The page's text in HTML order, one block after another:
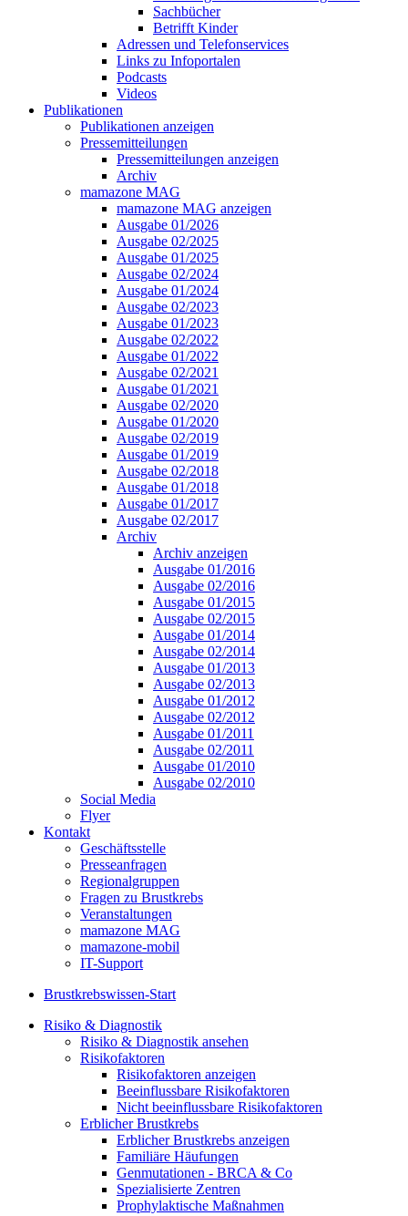
Sachbücher
Betrifft Kinder
Adressen und Telefonservices
Links zu Infoportalen
Podcasts
Videos
Publikationen
Publikationen anzeigen
Pressemitteilungen
Pressemitteilungen anzeigen
Archiv
mamazone MAG
mamazone MAG anzeigen
Ausgabe 01/2026
Ausgabe 02/2025
Ausgabe 01/2025
Ausgabe 02/2024
Ausgabe 01/2024
Ausgabe 02/2023
Ausgabe 01/2023
Ausgabe 02/2022
Ausgabe 01/2022
Ausgabe 02/2021
Ausgabe 01/2021
Ausgabe 02/2020
Ausgabe 01/2020
Ausgabe 02/2019
Ausgabe 01/2019
Ausgabe 02/2018
Ausgabe 01/2018
Ausgabe 01/2017
Ausgabe 02/2017
Archiv
Archiv anzeigen
Ausgabe 01/2016
Ausgabe 02/2016
Ausgabe 01/2015
Ausgabe 02/2015
Ausgabe 01/2014
Ausgabe 02/2014
Ausgabe 01/2013
Ausgabe 02/2013
Ausgabe 01/2012
Ausgabe 02/2012
Ausgabe 01/2011
Ausgabe 02/2011
Ausgabe 01/2010
Ausgabe 02/2010
Social Media
Flyer
Kontakt
Geschäftsstelle
Presseanfragen
Regionalgruppen
Fragen zu Brustkrebs
Veranstaltungen
mamazone MAG
mamazone-mobil
IT-Support
Brustkrebswissen-Start
Risiko & Diagnostik
Risiko & Diagnostik ansehen
Risikofaktoren
Risikofaktoren anzeigen
Beeinflussbare Risikofaktoren
Nicht beeinflussbare Risikofaktoren
Erblicher Brustkrebs
Erblicher Brustkrebs anzeigen
Familiäre Häufungen
Genmutationen - BRCA & Co
Spezialisierte Zentren
Prophylaktische Maßnahmen